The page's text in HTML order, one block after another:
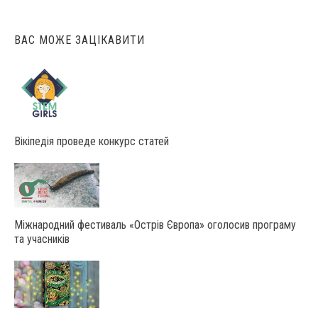
ВАС МОЖЕ ЗАЦІКАВИТИ
Вікіпедія проведе конкурс статей
Міжнародний фестиваль «Острів Європа» оголосив програму
та учасників